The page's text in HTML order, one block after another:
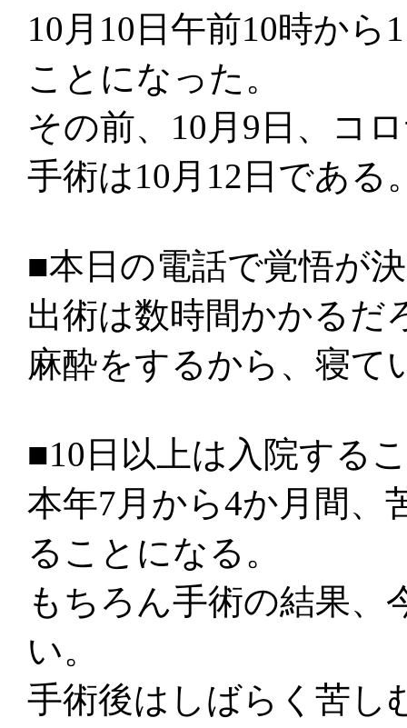
10月10日午前10時か
ことになった。
その前、10月9日、コ
手術は10月12日である
■本日の電話で覚悟が
出術は数時間かかるだ
麻酔をするから、寝て
■10日以上は入院する
本年7月から4か月間、
ることになる。
もちろん手術の結果、
い。
手術後はしばらく苦し